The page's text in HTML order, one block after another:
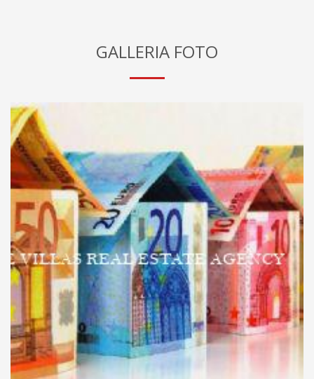
GALLERIA FOTO